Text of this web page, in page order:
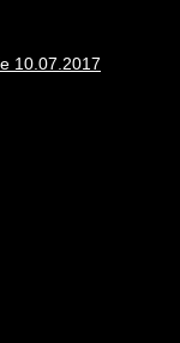
10.07.2017